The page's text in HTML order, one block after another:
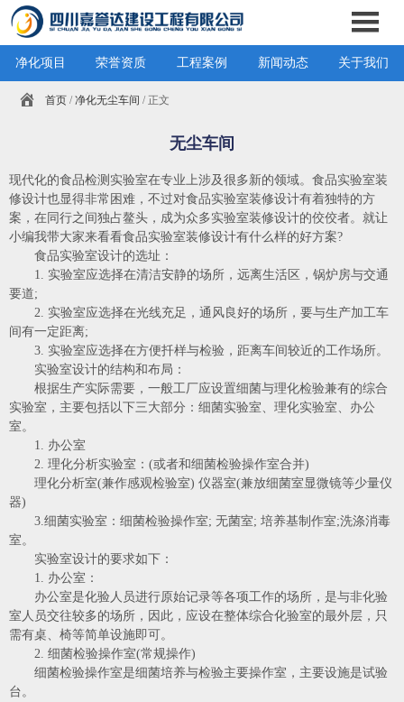
净化项目 荣誉资质 工程案例 新闻动态 关于我们
首页 /净化无尘车间 / 正文
无尘车间
现代化的食品检测实验室在专业上涉及很多新的领域。食品实验室装
修设计也显得非常困难，不过对食品实验室装修设计有着独特的方
案，在同行之间独占鳌头，成为众多实验室装修设计的佼佼者。就让
小编我带大家来看看食品实验室装修设计有什么样的好方案?
食品实验室设计的选址：
1. 实验室应选择在清洁安静的场所，远离生活区，锅炉房与交通
要道;
2. 实验室应选择在光线充足，通风良好的场所，要与生产加工车
间有一定距离;
3. 实验室应选择在方便扦样与检验，距离车间较近的工作场所。
实验室设计的结构和布局：
根据生产实际需要，一般工厂应设置细菌与理化检验兼有的综合
实验室，主要包括以下三大部分：细菌实验室、理化实验室、办公
室。
1. 办公室
2. 理化分析实验室：(或者和细菌检验操作室合并)
理化分析室(兼作感观检验室) 仪器室(兼放细菌室显微镜等少量仪
器)
3.细菌实验室：细菌检验操作室; 无菌室; 培养基制作室;洗涤消毒
室。
实验室设计的要求如下：
1. 办公室：
办公室是化验人员进行原始记录等各项工作的场所，是与非化验
室人员交往较多的场所，因此，应设在整体综合化验室的最外层，只
需有桌、椅等简单设施即可。
2. 细菌检验操作室(常规操作)
细菌检验操作室是细菌培养与检验主要操作室，主要设施是试验
台。